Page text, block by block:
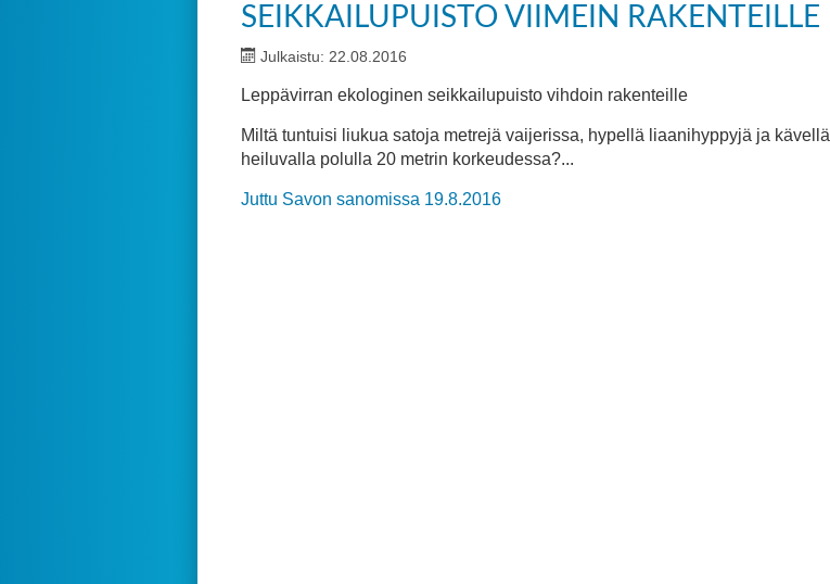
SEIKKAILUPUISTO VIIMEIN RAKENTEILLE
Julkaistu: 22.08.2016
Leppävirran ekologinen seikkailupuisto vihdoin rakenteille
Miltä tuntuisi liukua satoja metrejä vaijerissa, hypellä liaanihyppyjä ja kävellä
heiluvalla polulla 20 metrin korkeudessa?...
Juttu Savon sanomissa 19.8.2016